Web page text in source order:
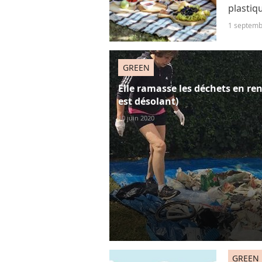
aider
1
GREEN
Elle ramasse les déchets en
est désolant)
10 juin 2020
GREEN